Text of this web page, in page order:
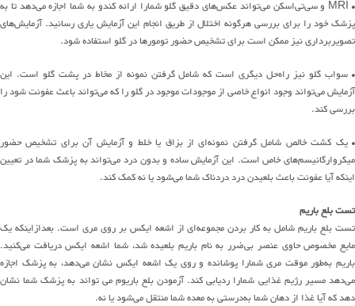
• MRI و سی‌تی‌اسکن می‌تواند عکس‌های دقیق گلو شمارا ارائه کندو به شما اجازه می‌دهد تا به
پزشک خود را برای بررسی هرگونه اختلال از طریق انجام این آزمایش یاری رسانید. آزمایش‌های
تصویربرداری نیز ممکن است برای تشخیص حضور تومورها در گلو استفاده شود.
• سواب گلو نیز راه‌حل دیگری است که شامل گرفتن نمونه از مخاط در پشت گلو است. این
آزمایش می‌تواند وجود انواع خاصی از موجودات موجود در گلو را که می‌تواند باعث عفونت شود را
بررسی کند.
• یک کشت خالص شامل گرفتن نمونه‌ای از بزاق یا خلط و آزمایش آن برای تشخیص حضور
میکروارگانیسم‌های خاص است. این آزمایش ساده و بدون درد می‌تواند به پزشک شما در تعیین
اینکه آیا عفونت باعث بلعیدن درد دردناک شما می‌شود یا نه کمک کند.
تست بلع باریم
تست بلع باریم شامل به کار بردن مجموعه‌ای از اشعه ایکس بر روی مری است. بعدازاینکه یک
مایع مخصوص حاوی عنصر بی‌ضرر به نام باریم بلعیده شد، شما اشعه ایکس دریافت می‌کنید.
باریم به‌طور موقت مری شمارا پوشانده و روی یک اشعه ایکس نشان می‌دهد، به پزشک اجازه
می‌دهد مسیر رژیم غذایی شمارا ردیابی کند. آزمودن بلع باریوم می تواند به پزشک شما نشان
دهد که آیا غذا از دهان شما به‌درستی به معده شما منتقل می‌شود یا نه.